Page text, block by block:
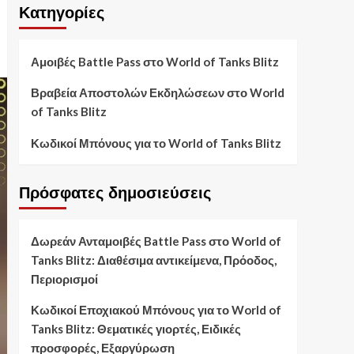
Κατηγορίες
Αμοιβές Battle Pass στο World of Tanks Blitz
Βραβεία Αποστολών Εκδηλώσεων στο World
of Tanks Blitz
Κωδικοί Μπόνους για το World of Tanks Blitz
Πρόσφατες δημοσιεύσεις
Δωρεάν Ανταμοιβές Battle Pass στο World of
Tanks Blitz: Διαθέσιμα αντικείμενα, Πρόοδος,
Περιορισμοί
Κωδικοί Εποχιακού Μπόνους για το World of
Tanks Blitz: Θεματικές γιορτές, Ειδικές
προσφορές, Εξαργύρωση